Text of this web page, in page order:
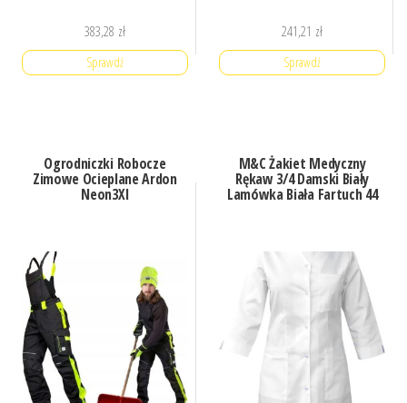
383,28 zł
Sprawdź
241,21 zł
Sprawdź
Ogrodniczki Robocze
Zimowe Ocieplane Ardon
Neon3Xl
M&C Żakiet Medyczny
Rękaw 3/4 Damski Biały
Lamówka Biała Fartuch 44